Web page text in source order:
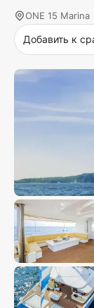
ONE 15 Marina
Добавить к